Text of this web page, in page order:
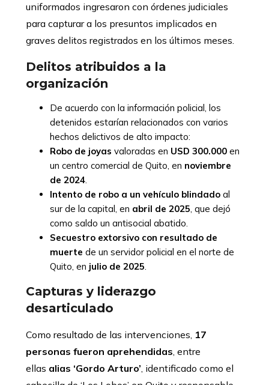
uniformados ingresaron con órdenes judiciales
para capturar a los presuntos implicados en
graves delitos registrados en los últimos meses.
Delitos atribuidos a la
organización
De acuerdo con la información policial, los
detenidos estarían relacionados con varios
hechos delictivos de alto impacto:
Robo de joyas valoradas en USD 300.000 en
un centro comercial de Quito, en noviembre
de 2024.
Intento de robo a un vehículo blindado al
sur de la capital, en abril de 2025, que dejó
como saldo un antisocial abatido.
Secuestro extorsivo con resultado de
muerte de un servidor policial en el norte de
Quito, en julio de 2025.
Capturas y liderazgo
desarticulado
Como resultado de las intervenciones, 17
personas fueron aprehendidas, entre
ellas alias ‘Gordo Arturo’, identificado como el